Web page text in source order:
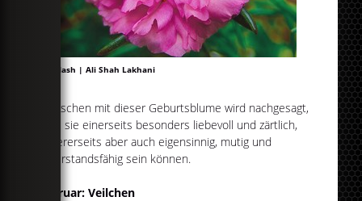
Unsplash | Ali Shah Lakhani
Menschen mit dieser Geburtsblume wird nachgesagt,
dass sie einerseits besonders liebevoll und zärtlich,
andererseits aber auch eigensinnig, mutig und
widerstandsfähig sein können.
Februar: Veilchen